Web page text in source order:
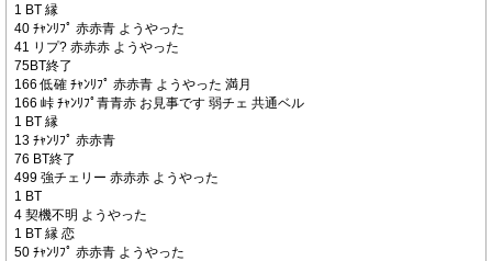
1 BT 縁
40 ﾁｬﾝﾘﾌﾟ 赤赤青 ようやった
41 リプ? 赤赤赤 ようやった
75BT終了
166 低確 ﾁｬﾝﾘﾌﾟ 赤赤青 ようやった 満月
166 峠 ﾁｬﾝﾘﾌﾟ青青赤 お見事です 弱チェ 共通ベル
1 BT 縁
13 ﾁｬﾝﾘﾌﾟ 赤赤青
76 BT終了
499 強チェリー 赤赤赤 ようやった
1 BT
4 契機不明 ようやった
1 BT 縁 恋
50 ﾁｬﾝﾘﾌﾟ 赤赤青 ようやった